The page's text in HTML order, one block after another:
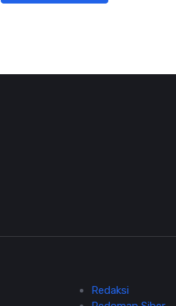
Redaksi